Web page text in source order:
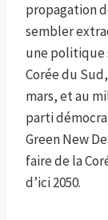
propagation
sembler
une politique
Corée du
mars, et au
parti
Green New
faire de la
d’ici 2050.